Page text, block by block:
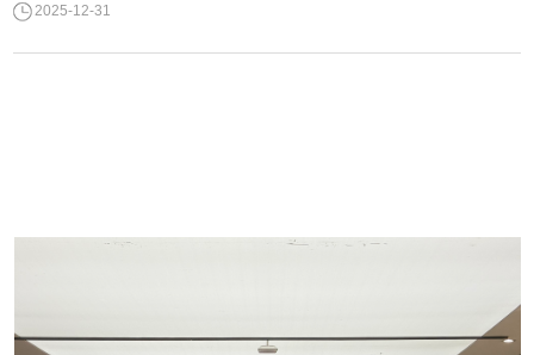
展科技有限公司总经理钟衍凡、国内项目负责人潘卓文等企业方代表齐聚一堂，
2025-12-31